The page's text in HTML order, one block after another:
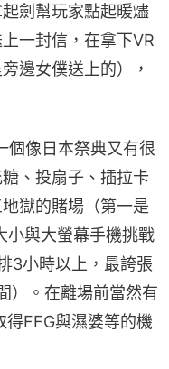
劍幫玩家點起暖燼
一封信，在拿下VR
邊女僕送上的），
個像日本祭典又有很
、投扇子、插拉卡
獄的賭場（第一是
小與大螢幕手機挑戰
3小時以上，最誇張
）。在離場前當然有
FFG與濕婆等的機